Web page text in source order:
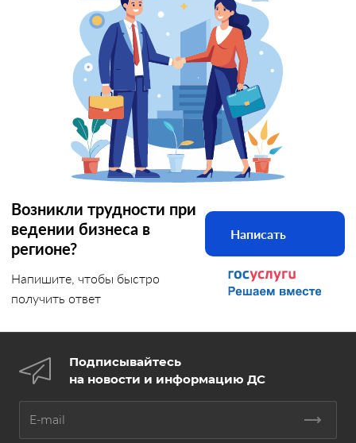
Возникли трудности при
ведении бизнеса в
регионе?
Напишите, чтобы быстро
получить ответ
Написать
Подписывайтесь
на новости и информацию ДС